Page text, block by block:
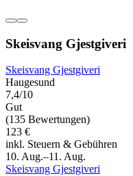
Skeisvang Gjestgiveri
Skeisvang Gjestgiveri
Haugesund
7,4/10
Gut
(135 Bewertungen)
123 €
inkl. Steuern & Gebühren
10. Aug.–11. Aug.
Skeisvang Gjestgiveri